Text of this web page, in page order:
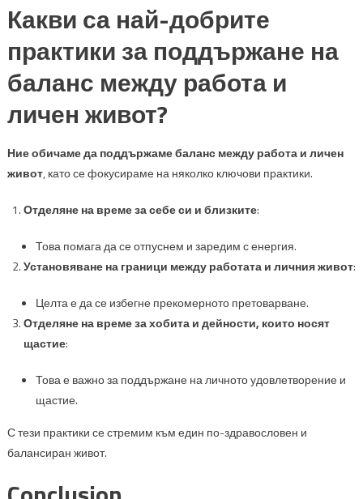
Какви са най-добрите
практики за поддържане на
баланс между работа и
личен живот?
Ние обичаме да поддържаме баланс между работа и личен
живот, като се фокусираме на няколко ключови практики.
Отделяне на време за себе си и близките:
Това помага да се отпуснем и заредим с енергия.
Установяване на граници между работата и личния живот:
Целта е да се избегне прекомерното претоварване.
Отделяне на време за хобита и дейности, които носят
щастие:
Това е важно за поддържане на личното удовлетворение и
щастие.
С тези практики се стремим към един по-здравословен и
балансиран живот.